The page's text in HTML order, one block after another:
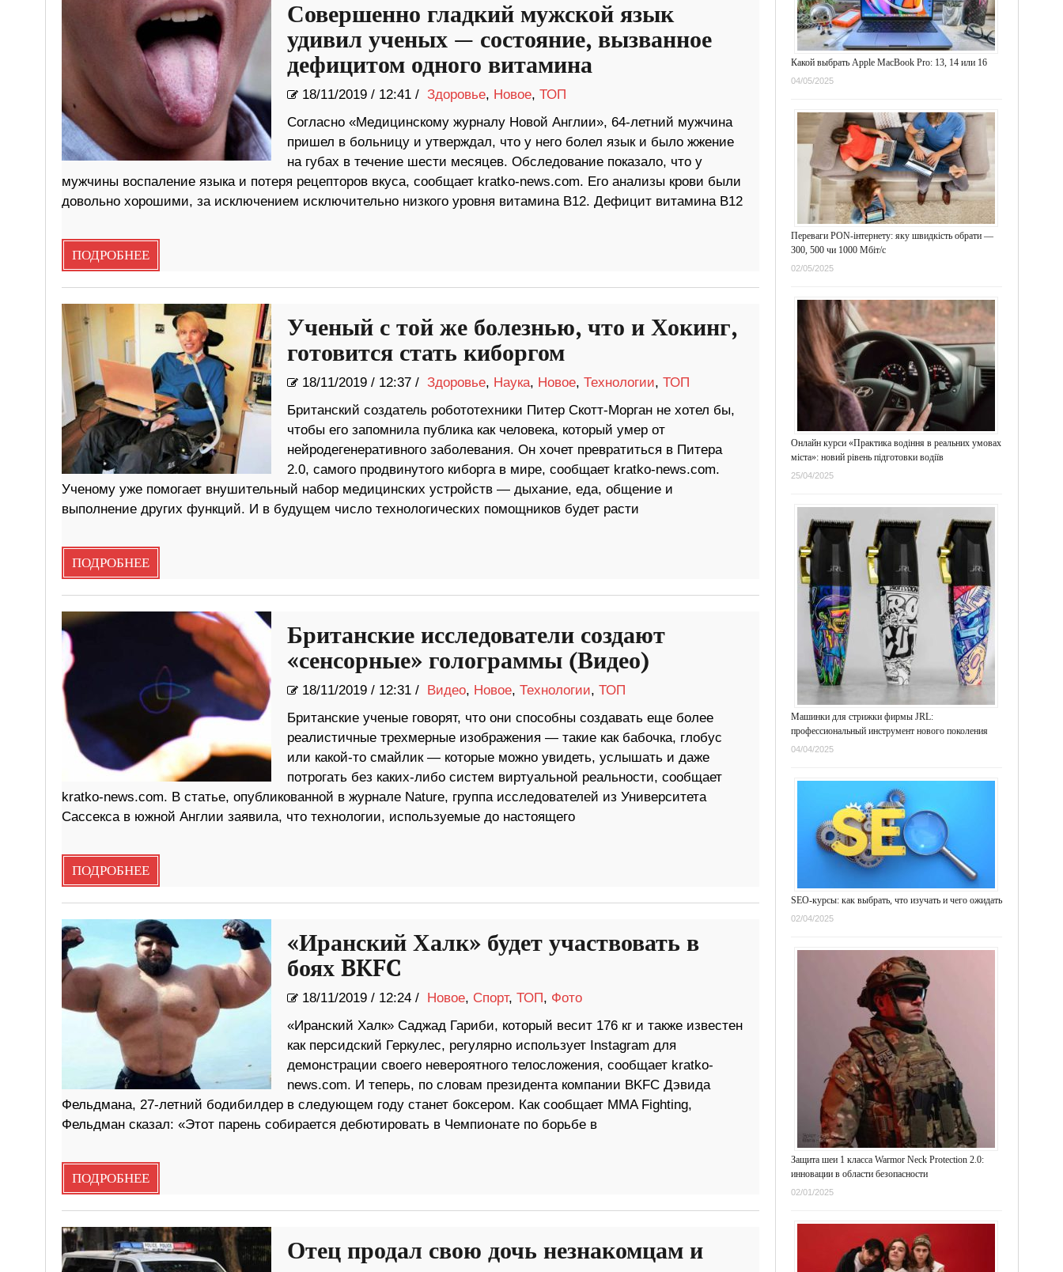
Совершенно гладкий мужской язык
удивил ученых — состояние, вызванное
дефицитом одного витамина
18/11/2019/ 12:41 / Здоровье, Новое, ТОП
Согласно «Медицинскому журналу Новой Англии», 64-летний мужчина
пришел в больницу и утверждал, что у него болел язык и было жжение
на губах в течение шести месяцев. Обследование показало, что у
мужчины воспаление языка и потеря рецепторов вкуса, сообщает kratko-news.com. Его анализы крови были
довольно хорошими, за исключением исключительно низкого уровня витамина В12. Дефицит витамина В12
ПОДРОБНЕЕ
Ученый с той же болезнью, что и Хокинг,
готовится стать киборгом
18/11/2019/ 12:37 / Здоровье, Наука, Новое, Технологии, ТОП
Британский создатель робототехники Питер Скотт-Морган не хотел бы,
чтобы его запомнила публика как человека, который умер от
нейродегенеративного заболевания. Он хочет превратиться в Питера
2.0, самого продвинутого киборга в мире, сообщает kratko-news.com.
Ученому уже помогает внушительный набор медицинских устройств — дыхание, еда, общение и
выполнение других функций. И в будущем число технологических помощников будет расти
ПОДРОБНЕЕ
Британские исследователи создают
«сенсорные» голограммы (Видео)
18/11/2019/ 12:31 / Видео, Новое, Технологии, ТОП
Британские ученые говорят, что они способны создавать еще более
реалистичные трехмерные изображения — такие как бабочка, глобус
или какой-то смайлик — которые можно увидеть, услышать и даже
потрогать без каких-либо систем виртуальной реальности, сообщает
kratko-news.com. В статье, опубликованной в журнале Nature, группа исследователей из Университета
Сассекса в южной Англии заявила, что технологии, используемые до настоящего
ПОДРОБНЕЕ
«Иранский Халк» будет участвовать в
боях BKFC
18/11/2019/ 12:24 / Новое, Спорт, ТОП, Фото
«Иранский Халк» Саджад Гариби, который весит 176 кг и также известен
как персидский Геркулес, регулярно использует Instagram для
демонстрации своего невероятного телосложения, сообщает kratko-
news.com. И теперь, по словам президента компании BKFC Дэвида
Фельдмана, 27-летний бодибилдер в следующем году станет боксером. Как сообщает MMA Fighting,
Фельдман сказал: «Этот парень собирается дебютировать в Чемпионате по борьбе в
ПОДРОБНЕЕ
Отец продал свою дочь незнакомцам и
Какой выбрать Apple MacBook Pro: 13, 14 или 16
04/05/2025
Переваги PON-інтернету: яку швидкість обрати —
300, 500 чи 1000 Мбіт/с
02/05/2025
Онлайн курси «Практика водіння в реальних умовах
міста»: новий рівень підготовки водіїв
25/04/2025
Машинки для стрижки фирмы JRL:
профессиональный инструмент нового поколения
04/04/2025
SEO-курсы: как выбрать, что изучать и чего ожидать
02/04/2025
Защита шеи 1 класса Warmor Neck Protection 2.0:
инновации в области безопасности
02/01/2025